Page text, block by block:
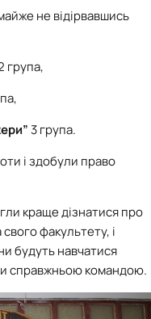
не відірвавшись
група,
” 3 група.
і здобули право
краще дізнатися про
факультету, і
будуть навчатися
справжньою командою.